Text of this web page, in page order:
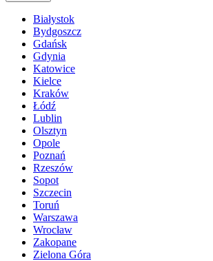
Białystok
Bydgoszcz
Gdańsk
Gdynia
Katowice
Kielce
Kraków
Łódź
Lublin
Olsztyn
Opole
Poznań
Rzeszów
Sopot
Szczecin
Toruń
Warszawa
Wrocław
Zakopane
Zielona Góra